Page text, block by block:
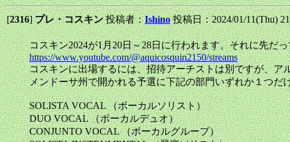
[2316]プレ・コスキン投稿者：Ishino 投稿日：2024/01/11(Thu)
コスキン2024が1月20日～28日に行われます。それに先
https://www.youtube.com/@aquicosquin2150/streams
コスキンに出場するには、招待アーチストは別ですが、
メンドーサ州で開かれる予選に下記の部門いずれか１つ
SOLISTA VOCAL （ボーカルソリスト）
DUO VOCAL （ボーカルデュオ）
CONJUNTO VOCAL （ボーカルグループ）